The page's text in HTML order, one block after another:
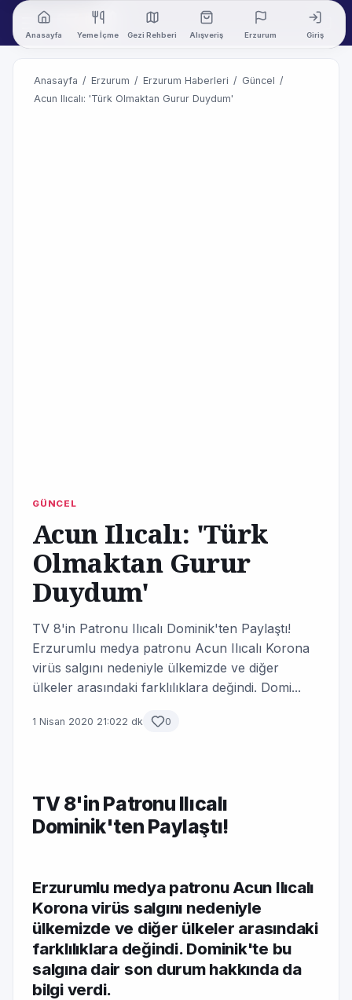
Anasayfa Yeme İçme Gezi Rehberi Alışveriş Erzurum Giriş
Anasayfa / Erzurum / Erzurum Haberleri / Güncel /
Acun Ilıcalı: 'Türk Olmaktan Gurur Duydum'
GÜNCEL
Acun Ilıcalı: 'Türk
Olmaktan Gurur
Duydum'
TV 8'in Patronu Ilıcalı Dominik'ten Paylaştı!
Erzurumlu medya patronu Acun Ilıcalı Korona
virüs salgını nedeniyle ülkemizde ve diğer
ülkeler arasındaki farklılıklara değindi. Domi...
1 Nisan 2020 21:022 dk 0
TV 8'in Patronu Ilıcalı
Dominik'ten Paylaştı!
Erzurumlu medya patronu Acun Ilıcalı
Korona virüs salgını nedeniyle
ülkemizde ve diğer ülkeler arasındaki
farklılıklara değindi. Dominik'te bu
salgına dair son durum hakkında da
bilgi verdi.